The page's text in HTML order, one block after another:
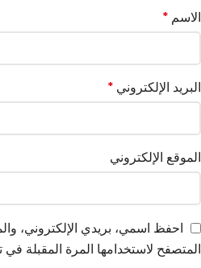
الاسم *
البريد الإلكتروني *
الموقع الإلكتروني
احفظ اسمي، بريدي الإلكتروني،
المتصفح لاستخدامها المرة المقبلة في